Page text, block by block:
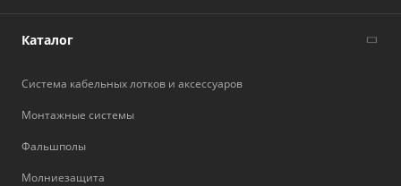
Каталог
Система кабельных лотков и аксессуаров
Монтажные системы
Фальшполы
Молниезащита